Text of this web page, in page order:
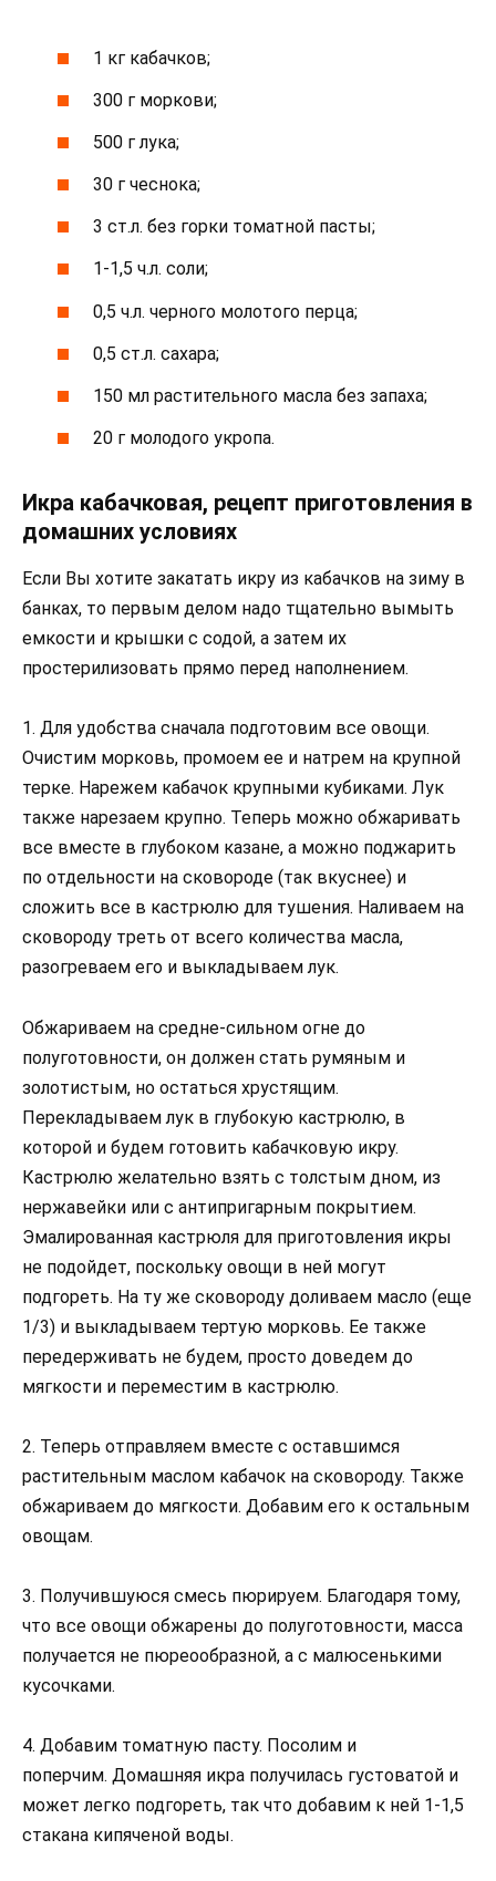
1 кг кабачков;
300 г моркови;
500 г лука;
30 г чеснока;
3 ст.л. без горки томатной пасты;
1-1,5 ч.л. соли;
0,5 ч.л. черного молотого перца;
0,5 ст.л. сахара;
150 мл растительного масла без запаха;
20 г молодого укропа.
Икра кабачковая, рецепт приготовления в
домашних условиях
Если Вы хотите закатать икру из кабачков на зиму в
банках, то первым делом надо тщательно вымыть
емкости и крышки с содой, а затем их
простерилизовать прямо перед наполнением.
1. Для удобства сначала подготовим все овощи.
Очистим морковь, промоем ее и натрем на крупной
терке. Нарежем кабачок крупными кубиками. Лук
также нарезаем крупно. Теперь можно обжаривать
все вместе в глубоком казане, а можно поджарить
по отдельности на сковороде (так вкуснее) и
сложить все в кастрюлю для тушения. Наливаем на
сковороду треть от всего количества масла,
разогреваем его и выкладываем лук.
Обжариваем на средне-сильном огне до
полуготовности, он должен стать румяным и
золотистым, но остаться хрустящим.
Перекладываем лук в глубокую кастрюлю, в
которой и будем готовить кабачковую икру.
Кастрюлю желательно взять с толстым дном, из
нержавейки или с антипригарным покрытием.
Эмалированная кастрюля для приготовления икры
не подойдет, поскольку овощи в ней могут
подгореть. На ту же сковороду доливаем масло (еще
1/3) и выкладываем тертую морковь. Ее также
передерживать не будем, просто доведем до
мягкости и переместим в кастрюлю.
2. Теперь отправляем вместе с оставшимся
растительным маслом кабачок на сковороду. Также
обжариваем до мягкости. Добавим его к остальным
овощам.
3. Получившуюся смесь пюрируем. Благодаря тому,
что все овощи обжарены до полуготовности, масса
получается не пюреообразной, а с малюсенькими
кусочками.
4. Добавим томатную пасту. Посолим и
поперчим. Домашняя икра получилась густоватой и
может легко подгореть, так что добавим к ней 1-1,5
стакана кипяченой воды.